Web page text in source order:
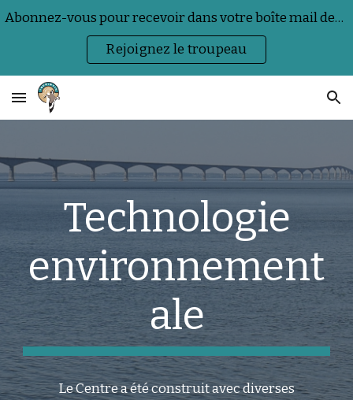
Skip to main content
Abonnez-vous pour recevoir dans votre boîte mail des actualités sur la nature, la faune sauvage et les événements.
Rejoignez le troupeau
Technologie
environnement
ale
Le Centre a été construit avec diverses